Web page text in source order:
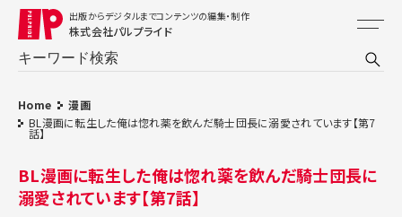
出版からデジタルまでコンテンツの編集・制作
株式会社パルプライド
Home
漫画
BL漫画に転生した俺は惚れ薬を飲んだ騎士団長に溺愛されています【第7
話】
BL漫画に転生した俺は惚れ薬を飲んだ騎士団長に
溺愛されています【第7話】